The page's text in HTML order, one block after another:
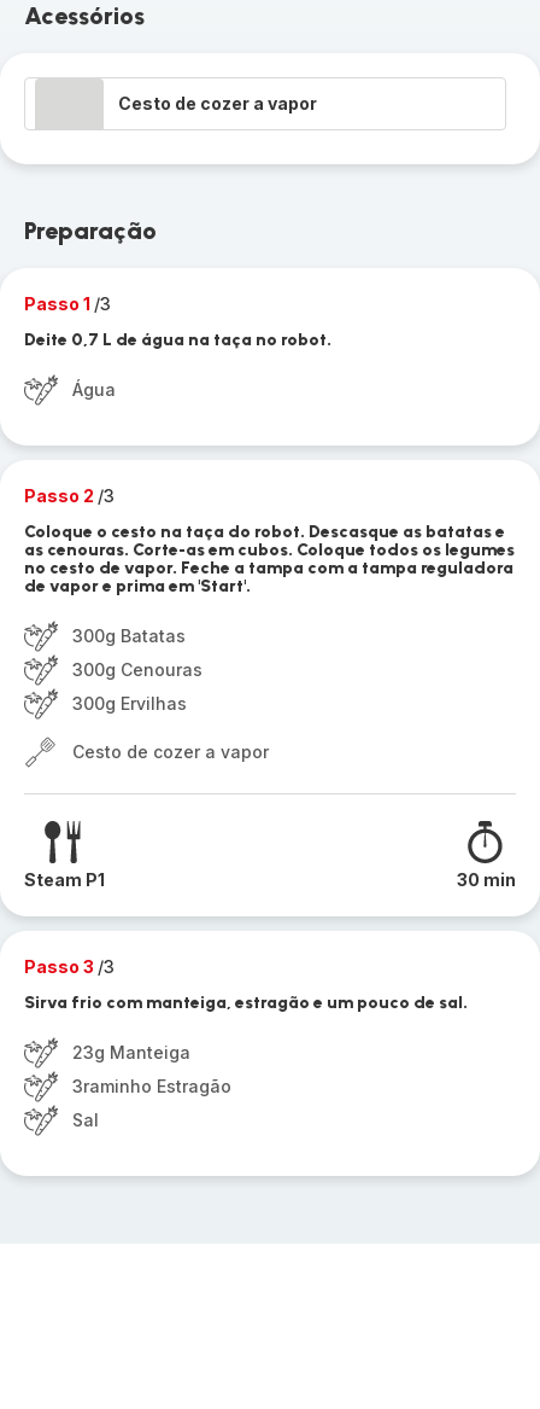
Acessórios
Cesto de cozer a vapor
Preparação
Passo 1 /3
Deite 0,7 L de água na taça no robot.
Água
Passo 2 /3
Coloque o cesto na taça do robot. Descasque as batatas e
as cenouras. Corte-as em cubos. Coloque todos os legumes
no cesto de vapor. Feche a tampa com a tampa reguladora
de vapor e prima em 'Start'.
300g Batatas
300g Cenouras
300g Ervilhas
Cesto de cozer a vapor
Steam P1 30 min
Passo 3 /3
Sirva frio com manteiga, estragão e um pouco de sal.
23g Manteiga
3raminho Estragão
Sal